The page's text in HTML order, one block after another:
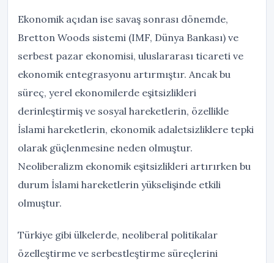
Ekonomik açıdan ise savaş sonrası dönemde,
Bretton Woods sistemi (IMF, Dünya Bankası) ve
serbest pazar ekonomisi, uluslararası ticareti ve
ekonomik entegrasyonu artırmıştır. Ancak bu
süreç, yerel ekonomilerde eşitsizlikleri
derinleştirmiş ve sosyal hareketlerin, özellikle
İslami hareketlerin, ekonomik adaletsizliklere tepki
olarak güçlenmesine neden olmuştur.
Neoliberalizm ekonomik eşitsizlikleri artırırken bu
durum İslami hareketlerin yükselişinde etkili
olmuştur.
Türkiye gibi ülkelerde, neoliberal politikalar
özelleştirme ve serbestleştirme süreçlerini